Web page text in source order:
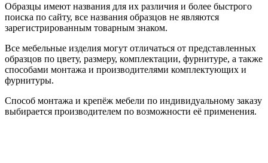
Образцы имеют названия для их различия и более быстрого
поиска по сайту, все названия образцов не являются
зарегистрированным товарным знаком.
Все мебельные изделия могут отличаться от представленных
образцов по цвету, размеру, комплектации, фурнитуре, а также
способами монтажа и производителями комплектующих и
фурнитуры.
Способ монтажа и крепёж мебели по индивидуальному заказу
выбирается производителем по возможности её применения.